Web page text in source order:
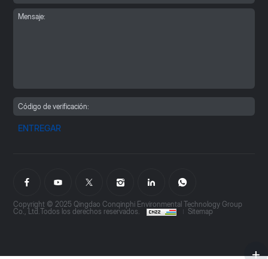
ENTREGAR
Copyright © 2025 Qingdao Conqinphi Environmental Technology Group
Co., Ltd.Todos los derechos reservados.
Sitemap